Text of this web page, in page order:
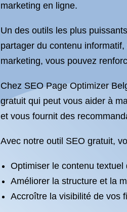
marketing en ligne.
Un des outils les plus
partager du contenu
marketing, vous pouvez
Chez SEO Page Optimizer
gratuit qui peut vous aider à
et vous fournit des
Avec notre outil SEO gratuit,
Optimiser le contenu
Améliorer la structure et la
Accroître la visibilité de vos